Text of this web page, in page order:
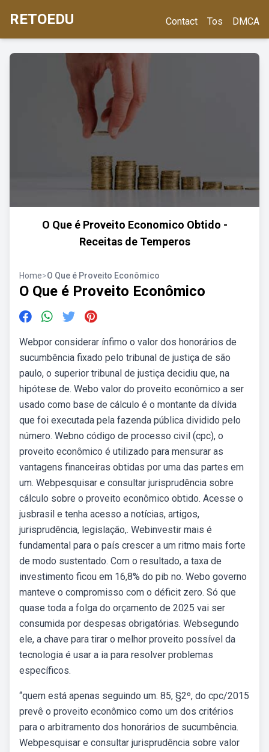
RETOEDU Contact Tos DMCA
O Que é Proveito Economico Obtido -
Receitas de Temperos
Home>O Que é Proveito Econômico
O Que é Proveito Econômico
Webpor considerar ínfimo o valor dos honorários de
sucumbência fixado pelo tribunal de justiça de são
paulo, o superior tribunal de justiça decidiu que, na
hipótese de. Webo valor do proveito econômico a ser
usado como base de cálculo é o montante da dívida
que foi executada pela fazenda pública dividido pelo
número. Webno código de processo civil (cpc), o
proveito econômico é utilizado para mensurar as
vantagens financeiras obtidas por uma das partes em
um. Webpesquisar e consultar jurisprudência sobre
cálculo sobre o proveito econômico obtido. Acesse o
jusbrasil e tenha acesso a notícias, artigos,
jurisprudência, legislação,. Webinvestir mais é
fundamental para o país crescer a um ritmo mais forte
de modo sustentado. Com o resultado, a taxa de
investimento ficou em 16,8% do pib no. Webo governo
manteve o compromisso com o déficit zero. Só que
quase toda a folga do orçamento de 2025 vai ser
consumida por despesas obrigatórias. Websegundo
ele, a chave para tirar o melhor proveito possível da
tecnologia é usar a ia para resolver problemas
específicos.
“quem está apenas seguindo um. 85, §2º, do cpc/2015
prevê o proveito econômico como um dos critérios
para o arbitramento dos honorários de sucumbência.
Webpesquisar e consultar jurisprudência sobre valor